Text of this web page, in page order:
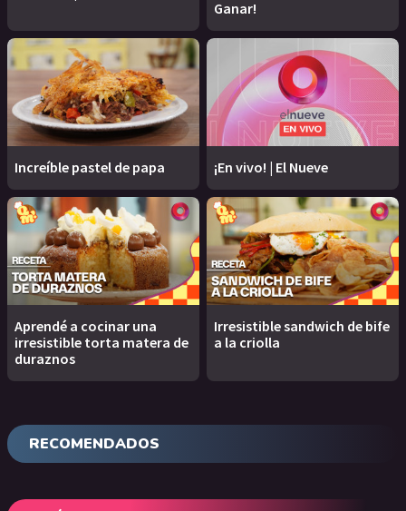
Ganar!
Increíble pastel de papa ¡En vivo! | El Nueve
Aprendé a cocinar una
irresistible torta matera de
duraznos
Irresistible sandwich de bife
a la criolla
RECOMENDADOS